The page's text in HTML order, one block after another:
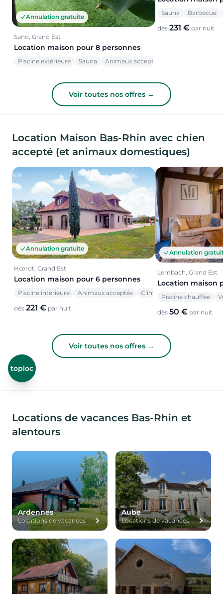
Annulation gratuite
Sand, Grand Est
Location maison pour 8 personnes
Piscine extérieure Sauna Animaux acceptés
Sauna Barbecue
dès 231 € par nuit
Voir toutes nos offres →
Location Maison Bas-Rhin avec chien
accepté (et animaux domestiques)
Annulation gratuite
Hœrdt, Grand Est
Location maison pour 6 personnes
Piscine intérieure Animaux acceptés Climatisation
dès 221 € par nuit
Annulation
Lembach, Grand Est
Location maison
Piscine chauffée
dès 50 € par nuit
Voir toutes nos offres →
toploc
Locations de vacances Bas-Rhin et
alentours
Ardennes
Locations de vacances
Aube
Locations de vacances